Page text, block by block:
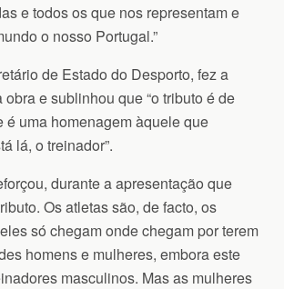
e todos os que nos representam e
o nosso Portugal.”
de Estado do Desporto, fez a
e sublinhou que “o tributo é de
é uma homenagem àquele que
lá, o treinador”.
durante a apresentação que
Os atletas são, de facto, os
só chegam onde chegam por terem
homens e mulheres, embora este
masculinos. Mas as mulheres